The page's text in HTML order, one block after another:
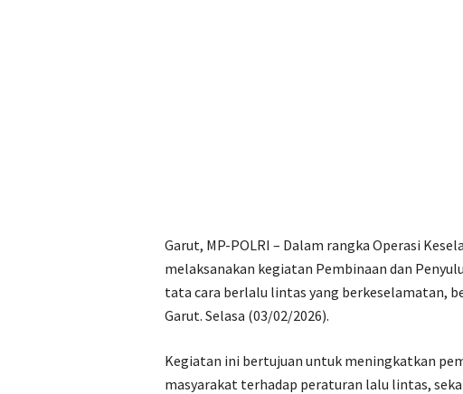
Garut, MP-POLRI – Dalam rangka Operasi
melaksanakan kegiatan Pembinaan dan
tata cara berlalu lintas yang berkeselamatan,
Garut. Selasa (03/02/2026).
Kegiatan ini bertujuan untuk meningkatkan
masyarakat terhadap peraturan lalu lintas,